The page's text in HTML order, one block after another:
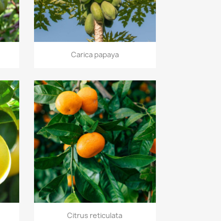
Vorschau
Carica papaya
Vorschau
Citrus reticulata